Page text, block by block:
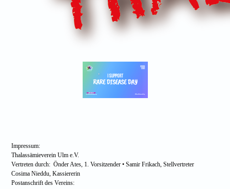
Impressum:
Thalassämieverein Ulm e.V.
Vertreten durch: Önder Ates, 1. Vorsitzender • Samir Frikach, Stellvertreter
Cosima Nieddu, Kassiererin
Postanschrift des Vereins: